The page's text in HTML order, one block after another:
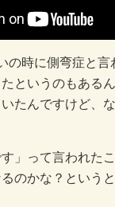
の時に側弯症と言
というのもある
たんですけど、
す」って言われた
のかな？という